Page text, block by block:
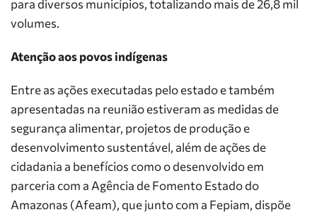
para diversos municípios, totalizando mais de 26,8 mil
volumes.
Atenção aos povos indígenas
Entre as ações executadas pelo estado e também
apresentadas na reunião estiveram as medidas de
segurança alimentar, projetos de produção e
desenvolvimento sustentável, além de ações de
cidadania a benefícios como o desenvolvido em
parceria com a Agência de Fomento Estado do
Amazonas (Afeam), que junto com a Fepiam, dispõe